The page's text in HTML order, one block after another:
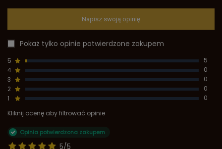
Napisz swoją opinię
Pokaż tylko opinie potwierdzone zakupem
5
5
4
0
3
0
2
0
1
0
Kliknij ocenę aby filtrować opinie
5/5
Opinia potwierdzona zakupem